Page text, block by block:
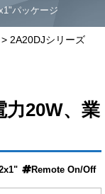
パッケージ
> 2A20DJシリーズ
20W、業
Remote On/Off